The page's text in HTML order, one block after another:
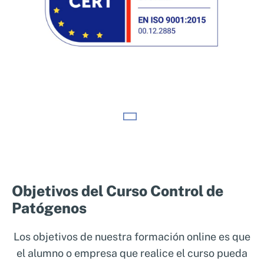
seguridad alimentaria y cumplir con las
normativas internacionales. Los patógenos
son organismos que pueden contaminar los
alimentos, causando enfermedades graves en
los consumidores y generando riesgos
Objetivos del Curso Control de
Patógenos
Los objetivos de nuestra formación online es que
el alumno o empresa que realice el curso pueda